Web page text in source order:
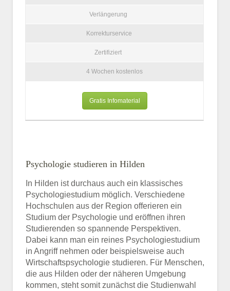
Verlängerung
Korrekturservice
Zertifiziert
4 Wochen kostenlos
Gratis Infomaterial
Psychologie studieren in Hilden
In Hilden ist durchaus auch ein klassisches
Psychologiestudium möglich. Verschiedene
Hochschulen aus der Region offerieren ein
Studium der Psychologie und eröffnen ihren
Studierenden so spannende Perspektiven.
Dabei kann man ein reines Psychologiestudium
in Angriff nehmen oder beispielsweise auch
Wirtschaftspsychologie studieren. Für Menschen,
die aus Hilden oder der näheren Umgebung
kommen, steht somit zunächst die Studienwahl